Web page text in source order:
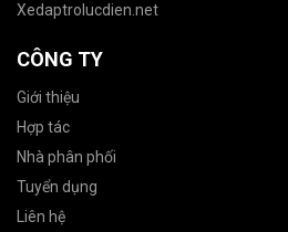
Xedaptrolucdien.net
CÔNG TY
Giới thiệu
Hợp tác
Nhà phân phối
Tuyển dụng
Liên hệ